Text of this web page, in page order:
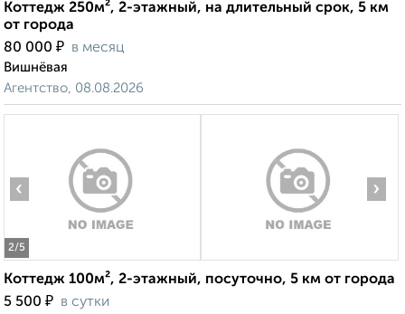
Коттедж 250м², 2-этажный, на длительный срок, 5 км
от города
80 000 ₽ в месяц
Вишнёвая
Агентство, 08.08.2026
2/5
‹ ›
Коттедж 100м², 2-этажный, посуточно, 5 км от города
5 500 ₽ в сутки